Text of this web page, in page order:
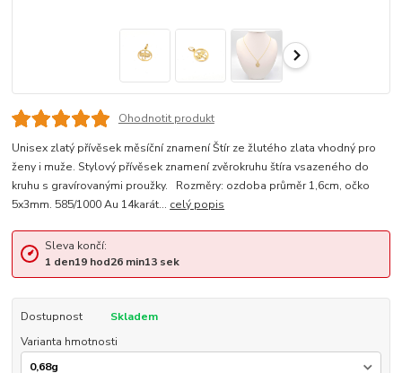
Ohodnotit produkt
Unisex zlatý přívěsek měsíční znamení Štír ze žlutého zlata vhodný pro
ženy i muže. Stylový přívěsek znamení zvěrokruhu štíra vsazeného do
kruhu s gravírovanými proužky. Rozměry: ozdoba průměr 1,6cm, očko
5x3mm. 585/1000 Au 14karát... celý popis
Sleva končí:
1 den19hod26min12sek
Dostupnost
Skladem
Varianta hmotnosti